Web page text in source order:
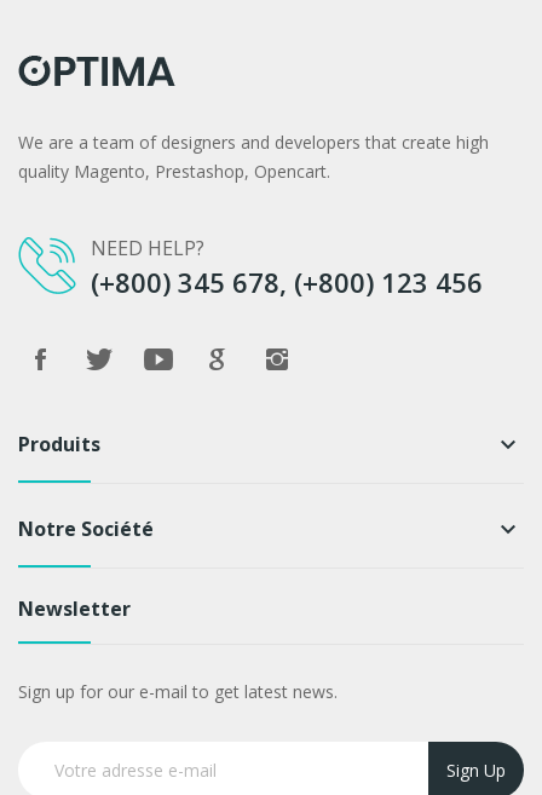
We are a team of designers and developers that create high
quality Magento, Prestashop, Opencart.
NEED HELP?
(+800) 345 678, (+800) 123 456
Produits keyboard_arrow_down
Notre Société keyboard_arrow_down
Newsletter
Sign up for our e-mail to get latest news.
Sign Up